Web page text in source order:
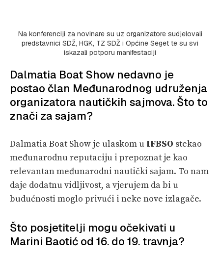
Na konferenciji za novinare su uz organizatore sudjelovali
predstavnici SDŽ, HGK, TZ SDŽ i Općine Seget te su svi
iskazali potporu manifestaciji
Dalmatia Boat Show nedavno je
postao član Međunarodnog udruženja
organizatora nautičkih sajmova. Što to
znači za sajam?
Dalmatia Boat Show je ulaskom u IFBSO stekao
međunarodnu reputaciju i prepoznat je kao
relevantan međunarodni nautički sajam. To nam
daje dodatnu vidljivost, a vjerujem da bi u
budućnosti moglo privući i neke nove izlagače.
Što posjetitelji mogu očekivati u
Marini Baotić od 16. do 19. travnja?